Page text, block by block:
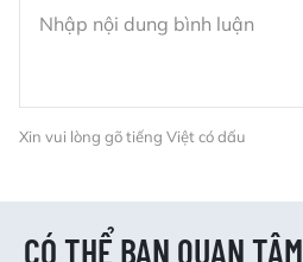
Xin vui lòng gõ tiếng Việt có dấu
CÓ THỂ BẠN QUAN TÂM